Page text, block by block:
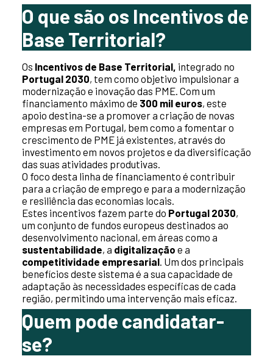
O que são os Incentivos de
Base Territorial?
Os Incentivos de Base Territorial, integrado no
Portugal 2030, tem como objetivo impulsionar a
modernização e inovação das PME. Com um
financiamento máximo de 300 mil euros, este
apoio destina-se a promover a criação de novas
empresas em Portugal, bem como a fomentar o
crescimento de PME já existentes, através do
investimento em novos projetos e da diversificação
das suas atividades produtivas.
O foco desta linha de financiamento é contribuir
para a criação de emprego e para a modernização
e resiliência das economias locais.
Estes incentivos fazem parte do Portugal 2030,
um conjunto de fundos europeus destinados ao
desenvolvimento nacional, em áreas como a
sustentabilidade, a digitalização e a
competitividade empresarial . Um dos principais
benefícios deste sistema é a sua capacidade de
adaptação às necessidades específicas de cada
região, permitindo uma intervenção mais eficaz.
Quem pode candidatar-
se?